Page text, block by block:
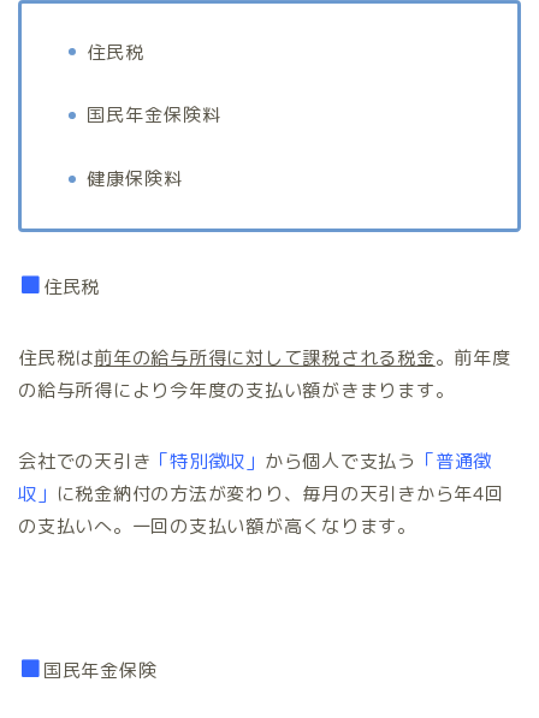
住民税
国民年金保険料
健康保険料
■住民税
住民税は前年の給与所得に対して課税される税金。前年度
の給与所得により今年度の支払い額がきまります。
会社での天引き 「特別徴収」 から個人で支払う 「普通徴
収」 に税金納付の方法が変わり、毎月の天引きから年4回
の支払いへ。一回の支払い額が高くなります。
■国民年金保険